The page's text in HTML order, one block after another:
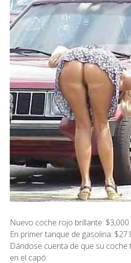
Nuevo coche rojo brillante: $3,000
En primer tanque de gasolina:
Dándose cuenta de que su coche
en el capó: